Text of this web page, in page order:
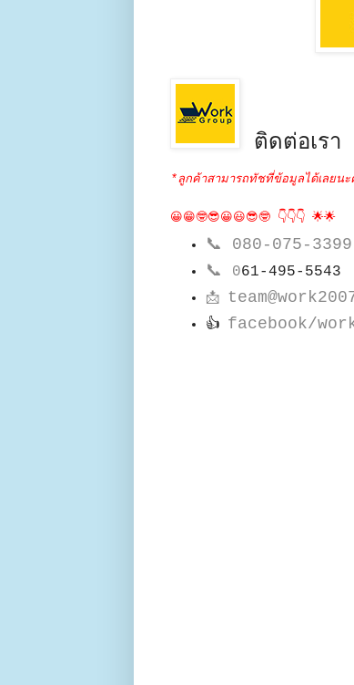
ติดต่อเรา
*ลูกค้าสามารถทัชที่ข้อมูลได้เลยน
😀😁🤓😎😀😃😎🤓 👇👇👇 🌟🌟
📞 080-075-3399
📞
061-495-5543
📩
👍 facebook/